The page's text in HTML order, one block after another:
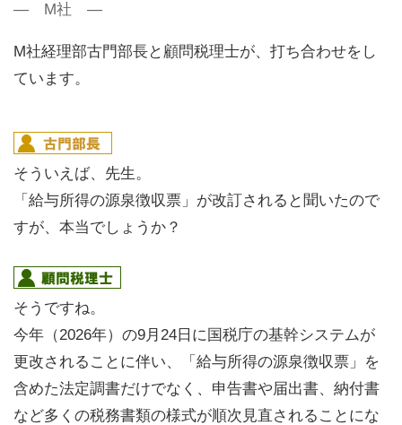
― M社 ―
M社経理部古門部長と顧問税理士が、打ち合わせをし
ています。
そういえば、先生。
「給与所得の源泉徴収票」が改訂されると聞いたので
すが、本当でしょうか？
そうですね。
今年（2026年）の9月24日に国税庁の基幹システムが
更改されることに伴い、「給与所得の源泉徴収票」を
含めた法定調書だけでなく、申告書や届出書、納付書
など多くの税務書類の様式が順次見直されることにな